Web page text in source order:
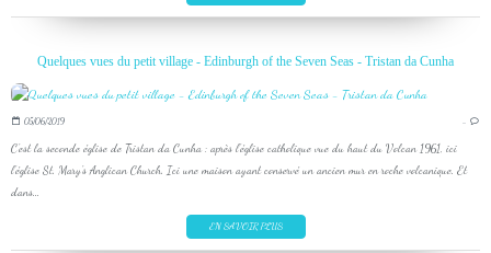
Quelques vues du petit village - Edinburgh of the Seven Seas - Tristan da Cunha
05/06/2019 …
C'est la seconde église de Tristan da Cunha : après l'église catholique vue du haut du Volcan 1961, ici
l'église St. Mary's Anglican Church. Ici une maison ayant conservé un ancien mur en roche volcanique. Et
dans...
EN SAVOIR PLUS